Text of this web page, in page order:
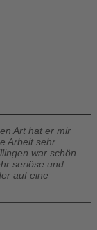
Art hat er mir
Arbeit sehr
war schön
seriöse und
auf eine